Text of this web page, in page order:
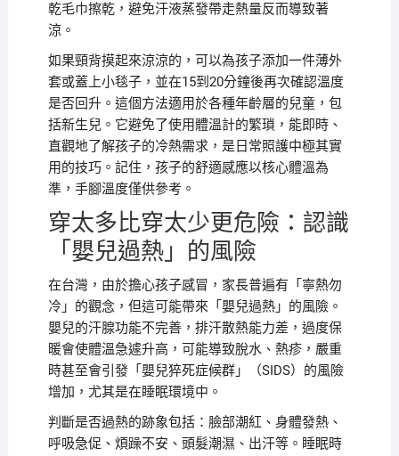
乾毛巾擦乾，避免汗液蒸發帶走熱量反而導致著
涼。
如果頸背摸起來涼涼的，可以為孩子添加一件薄外
套或蓋上小毯子，並在15到20分鐘後再次確認溫度
是否回升。這個方法適用於各種年齡層的兒童，包
括新生兒。它避免了使用體溫計的繁瑣，能即時、
直觀地了解孩子的冷熱需求，是日常照護中極其實
用的技巧。記住，孩子的舒適感應以核心體溫為
準，手腳溫度僅供參考。
穿太多比穿太少更危險：認識
「嬰兒過熱」的風險
在台灣，由於擔心孩子感冒，家長普遍有「寧熱勿
冷」的觀念，但這可能帶來「嬰兒過熱」的風險。
嬰兒的汗腺功能不完善，排汗散熱能力差，過度保
暖會使體溫急遽升高，可能導致脫水、熱疹，嚴重
時甚至會引發「嬰兒猝死症候群」（SIDS）的風險
增加，尤其是在睡眠環境中。
判斷是否過熱的跡象包括：臉部潮紅、身體發熱、
呼吸急促、煩躁不安、頭髮潮濕、出汗等。睡眠時